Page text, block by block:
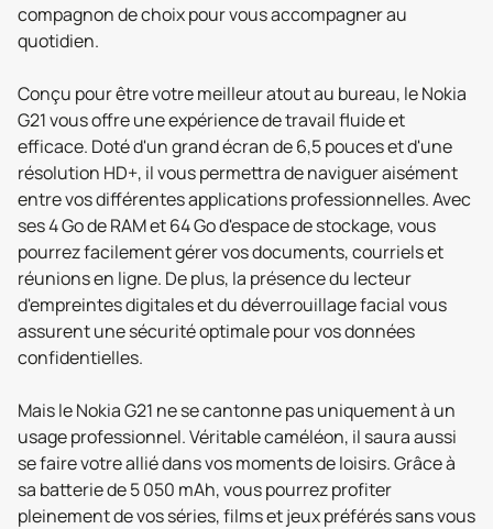
compagnon de choix pour vous accompagner au
quotidien.
Conçu pour être votre meilleur atout au bureau, le Nokia
G21 vous offre une expérience de travail fluide et
efficace. Doté d'un grand écran de 6,5 pouces et d'une
résolution HD+, il vous permettra de naviguer aisément
entre vos différentes applications professionnelles. Avec
ses 4 Go de RAM et 64 Go d'espace de stockage, vous
pourrez facilement gérer vos documents, courriels et
réunions en ligne. De plus, la présence du lecteur
d'empreintes digitales et du déverrouillage facial vous
assurent une sécurité optimale pour vos données
confidentielles.
Mais le Nokia G21 ne se cantonne pas uniquement à un
usage professionnel. Véritable caméléon, il saura aussi
se faire votre allié dans vos moments de loisirs. Grâce à
sa batterie de 5 050 mAh, vous pourrez profiter
pleinement de vos séries, films et jeux préférés sans vous